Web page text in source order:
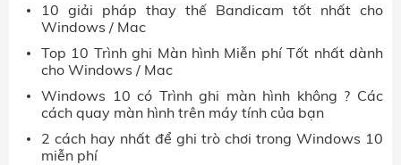
10 giải pháp thay thế Bandicam tốt nhất cho
Windows / Mac
Top 10 Trình ghi Màn hình Miễn phí Tốt nhất dành
cho Windows / Mac
Windows 10 có Trình ghi màn hình không ? Các
cách quay màn hình trên máy tính của bạn
2 cách hay nhất để ghi trò chơi trong Windows 10
miễn phí